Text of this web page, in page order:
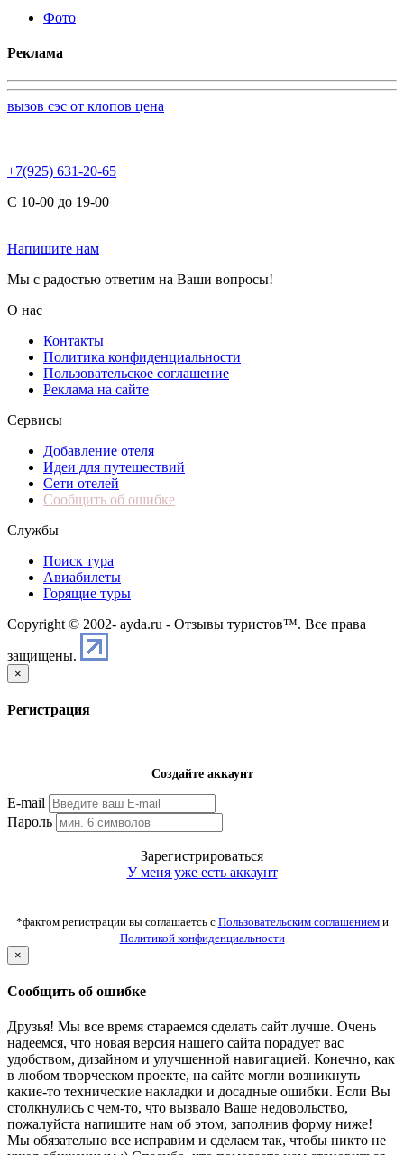
Фото
Реклама
вызов сэс от клопов цена
+7(925) 631-20-65
С 10-00 до 19-00
Напишите нам
Мы с радостью ответим на Ваши вопросы!
О нас
Контакты
Политика конфиденциальности
Пользовательское соглашение
Реклама на сайте
Сервисы
Добавление отеля
Идеи для путешествий
Сети отелей
Сообщить об ошибке
Службы
Поиск тура
Авиабилеты
Горящие туры
Copyright © 2002- ayda.ru - Отзывы туристов™. Все права
защищены.
×
Регистрация
Создайте аккаунт
E-mail
Пароль
Зарегистрироваться
У меня уже есть аккаунт
*фактом регистрации вы соглашаетсь с Пользовательским соглашениеми
Политикой конфиденциальности
×
Сообщить об ошибке
Друзья! Мы все время стараемся сделать сайт лучше. Очень
надеемся, что новая версия нашего сайта порадует вас
удобством, дизайном и улучшенной навигацией. Конечно, как
в любом творческом проекте, на сайте могли возникнуть
какие-то технические накладки и досадные ошибки. Если Вы
столкнулись с чем-то, что вызвало Ваше недовольство,
пожалуйста напишите нам об этом, заполнив форму ниже!
Мы обязательно все исправим и сделаем так, чтобы никто не